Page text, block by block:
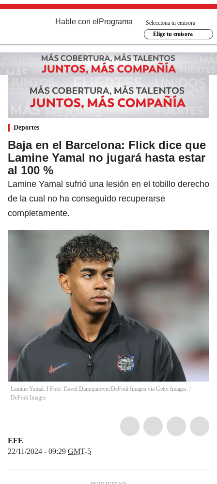
Hable con el Programa
Selecciona tu emisora
Elige tu emisora
Deportes
Baja en el Barcelona: Flick dice que
Lamine Yamal no jugará hasta estar
al 100 %
Lamine Yamal sufrió una lesión en el tobillo derecho
de la cual no ha conseguido recuperarse
completamente.
Lamine Yamal. I Foto: David Damnjanovic/DeFodi Images via Getty Images. /
DeFodi Images
EFE
22/11/2024 - 09:29 GMT-5